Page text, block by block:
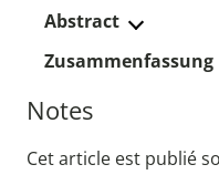
Abstract
Zusammenfassung
Notes
Cet article est publié